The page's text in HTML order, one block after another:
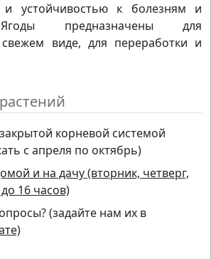
и устойчивостью к болезням и
предназначены для
виде, для переработки и
корневой системой
с апреля по октябрь)
и на дачу (вторник, четверг,
16 часов)
(задайте нам их в